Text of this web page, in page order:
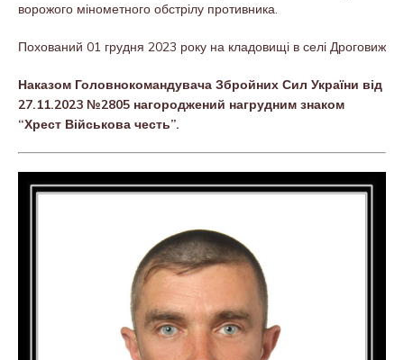
ворожого мінометного обстрілу противника.
Похований 01 грудня 2023 року на кладовищі в селі Дроговиж
Наказом Головнокомандувача Збройних Сил України від
27.11.2023 №2805 нагороджений нагрудним знаком
“Хрест Військова честь”.